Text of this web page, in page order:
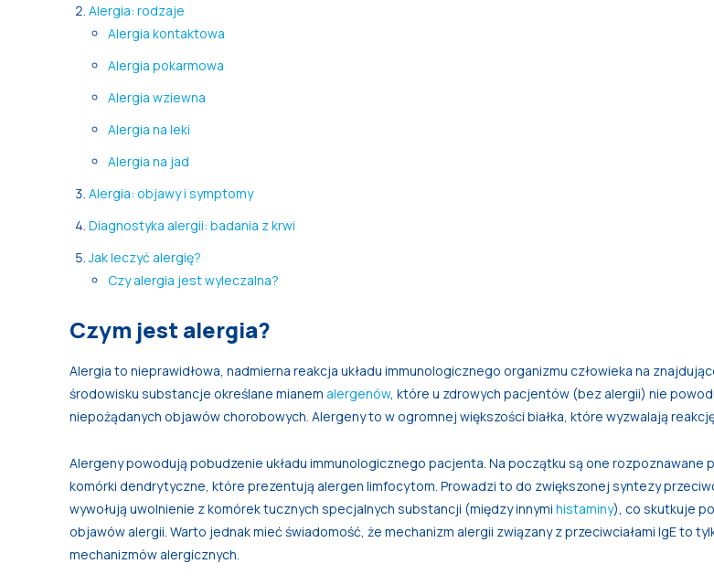
Alergia: rodzaje
Alergia kontaktowa
Alergia pokarmowa
Alergia wziewna
Alergia na leki
Alergia na jad
Alergia: objawy i symptomy
Diagnostyka alergii: badania z krwi
Jak leczyć alergię?
Czy alergia jest wyleczalna?
Czym jest alergia?
Alergia to nieprawidłowa, nadmierna reakcja układu immunologicznego organizmu człowieka na
środowisku substancje określane mianem alergenów, które u zdrowych pacjentów (bez alergii) nie
niepożądanych objawów chorobowych. Alergeny to w ogromnej większości białka, które wyzwalają
Alergeny powodują pobudzenie układu immunologicznego pacjenta. Na początku są one rozpoznawane
komórki dendrytyczne, które prezentują alergen limfocytom. Prowadzi to do zwiększonej syntezy
wywołują uwolnienie z komórek tucznych specjalnych substancji (między innymi histaminy), co skutkuje
objawów alergii. Warto jednak mieć świadomość, że mechanizm alergii związany z przeciwciałami IgE to
mechanizmów alergicznych.